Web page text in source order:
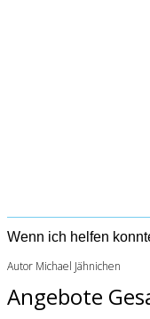
Wenn ich helfen
Autor Michael Jähnichen
Angebote